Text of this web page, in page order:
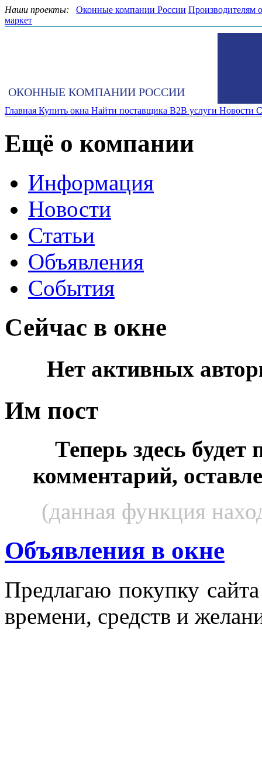
Наши проекты: Оконные компании России Производителям
маркет
ОКОННЫЕ КОМПАНИИ РОССИИ
Главная Купить окна Найти поставщика B2B услуги Новости
Ещё о компании
Информация
Новости
Статьи
Объявления
События
Сейчас в окне
Нет активных
Им пост
Теперь здесь будет
комментарий,
(данная функция
Объявления в окне
Пред­ла­гаю по­куп­ку
вре­мени, средств и